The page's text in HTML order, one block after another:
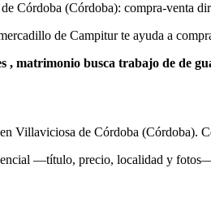
Córdoba (Córdoba): compra-venta
de Campitur te ayuda a
, matrimonio busca trabajo de de
Villaviciosa de Córdoba (Córdoba).
—título, precio, localidad y